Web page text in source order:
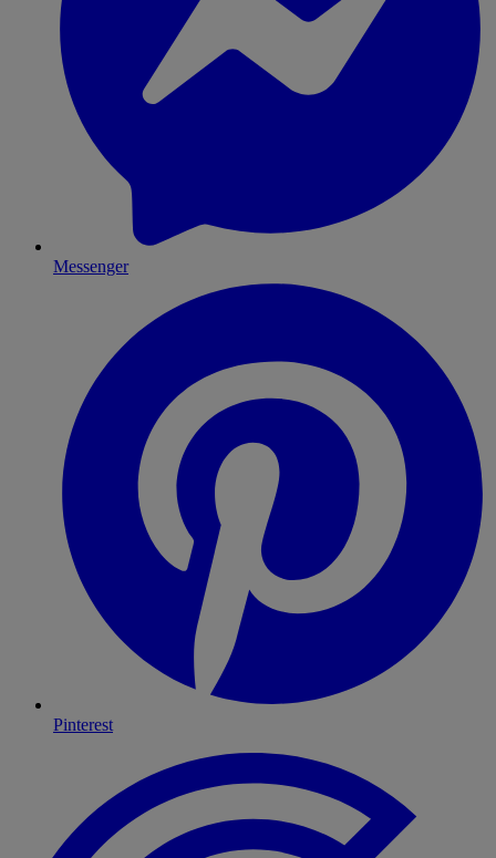
Messenger
Pinterest